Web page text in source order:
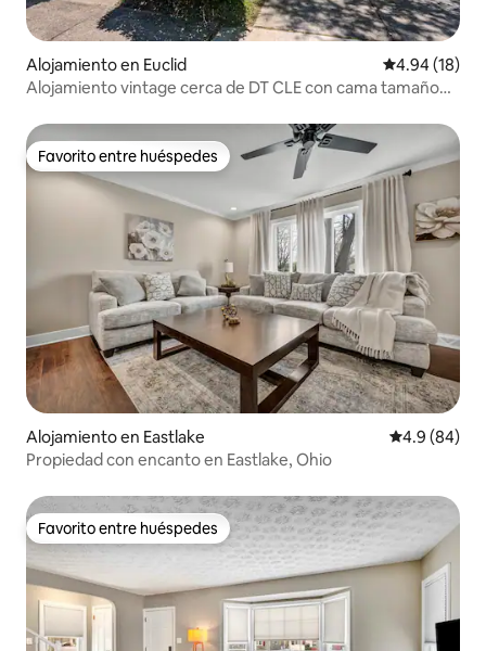
Alojamiento en Euclid Calificación
4.94 (18)
Alojamiento vintage cerca de DT CLE con cama tamaño
Favorito entre huéspedes
Favorito entre huéspedes
Alojamiento en Eastlake Calificación
4.9 (84)
Propiedad con encanto en Eastlake, Ohio
Favorito entre huéspedes
Favorito entre huéspedes